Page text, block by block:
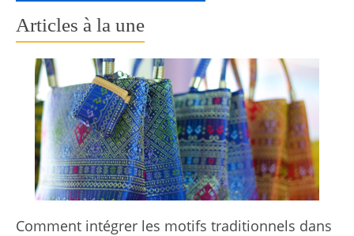
Articles à la une
Comment intégrer les motifs traditionnels dans